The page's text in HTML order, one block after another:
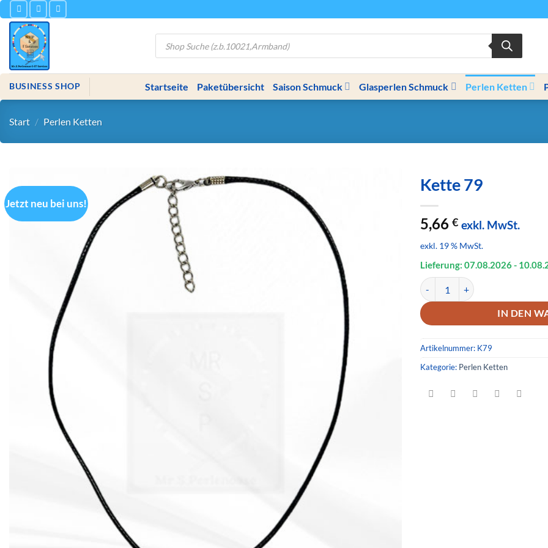
Zum
Inhalt
springen
Products
search
BUSINESS SHOP Startseite Paketübersicht Saison Schmuck Glasperlen Schmuck Perlen Ketten
Start / Perlen Ketten
Jetzt neu bei uns!
Kette 79
5,66 € exkl. MwSt.
exkl. 19 % MwSt.
Lieferung: 07.08.2026- 10.08.
Kette 79 Menge
IN DEN
Artikelnummer: K79
Kategorie: Perlen Ketten